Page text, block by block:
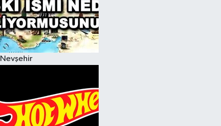
Nevşehir